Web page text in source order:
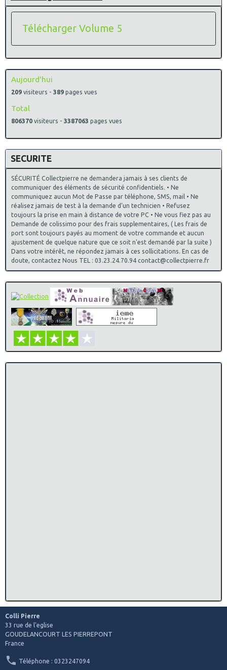
Télécharger Volume 5
Aujourd'hui
209 visiteurs - 389 pages vues
Total
806370 visiteurs - 3387063 pages vues
SECURITE
SÉCURITÉ Collectpierre ne demandera jamais à ses clients de
communiquer des éléments de sécurité confidentiels. • Ne
communiquez aucun Mot de Passe par téléphone, SMS, mail • Ne
réalisez jamais de test à la demande d’un technicien • Refusez
toujours la prise en main à distance de votre PC • Ne vous fiez pas au
Demande de colissimo pour des frais supplementaires, ( Les frais de
port sont toujours payés au moment de votre commande et aucun
ajustement de quelque nature que ce soit n'est demandé par la suite )
Dans votre intérêt, ne répondez jamais à ces sollicitations. En cas de
doute, contactez Nous TEL : 03.23.24.70.94 contact@collectpierre.fr
Colli Pierre
33 rue de l'eglise
GOUDELANCOURT LES PIERREPONT
France
Téléphone : 0323247094